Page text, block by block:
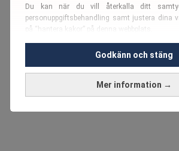
Du kan när du vill återkalla ditt
personuppgiftsbehandling samt justera dina
på “hantera kakor” på denna webbplats.
Du kan fördjupa dig ytterligare i vår
Vi använder kakor och personuppgifter
Nödvändiga cookies och liknande
Mer information →
Godkänn och stäng